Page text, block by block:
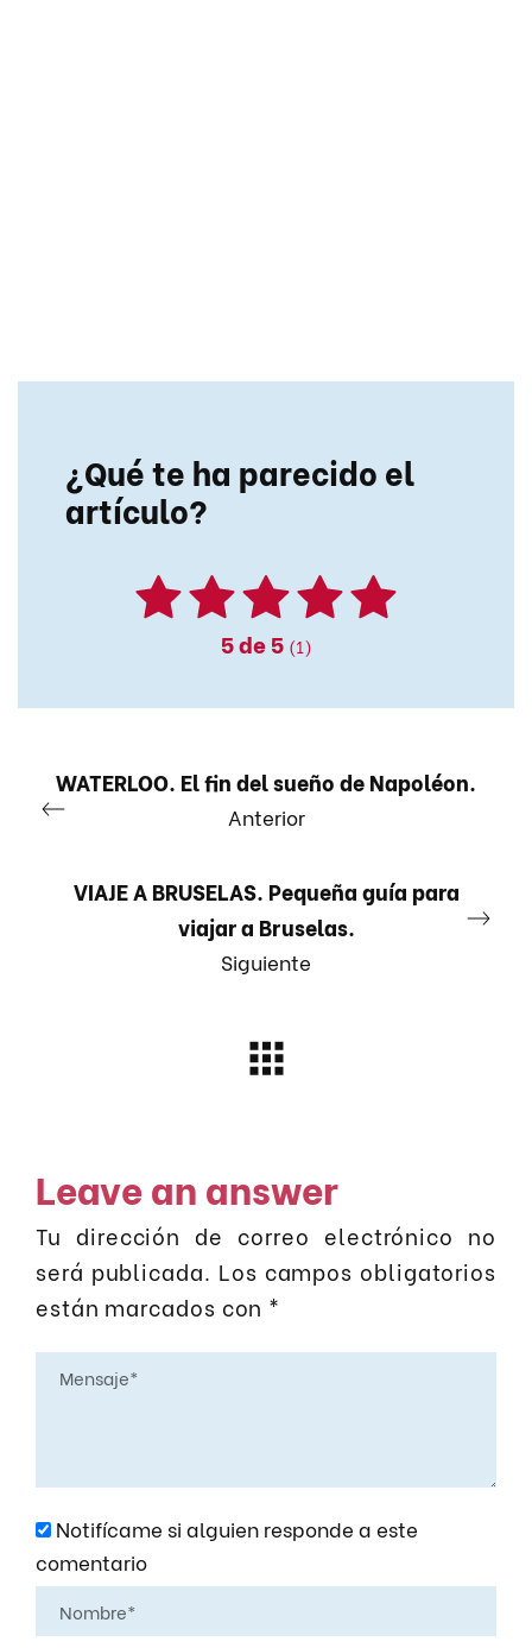
¿Qué te ha parecido el
artículo?
5de 5 (1)
WATERLOO. El fin del sueño de Napoléon.
Anterior
VIAJE A BRUSELAS. Pequeña guía para
viajar a Bruselas.
Siguiente
Leave an answer
Tu dirección de correo electrónico no
será publicada. Los campos obligatorios
están marcados con *
Notifícame si alguien responde a este
comentario